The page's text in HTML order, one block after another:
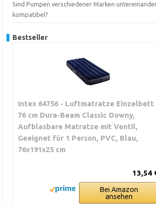
Sind Pumpen verschiedener Marken
kompatibel?
Bestseller
Intex 64756 - Luftmatratze Einzelbett
76 cm Dura-Beam Classic Downy,
Aufblasbare Matratze mit Ventil,
Geeignet für 1 Person, PVC, Blau,
76x191x25 cm
13,54
Bei Amazon
ansehen